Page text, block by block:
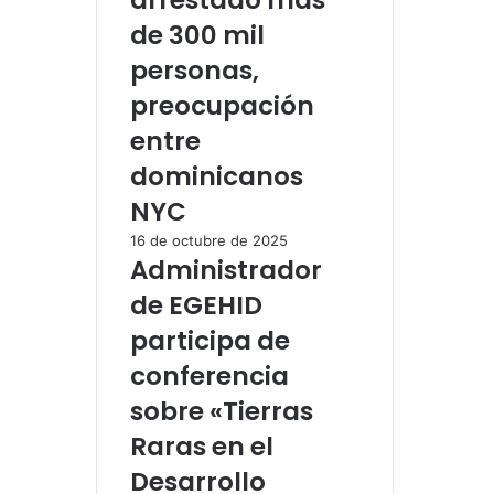
de 300 mil
personas,
preocupación
entre
dominicanos
NYC
16 de octubre de 2025
Administrador
de EGEHID
participa de
conferencia
sobre «Tierras
Raras en el
Desarrollo